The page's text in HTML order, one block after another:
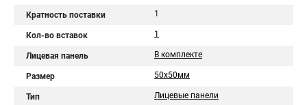
Кратность поставки 1
Кол-во вставок 1
Лицевая панель В комплекте
Размер 50х50мм
Тип Лицевые панели